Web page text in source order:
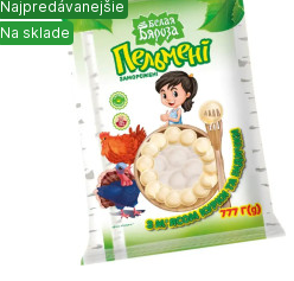
Najpredávanejšie
Na sklade